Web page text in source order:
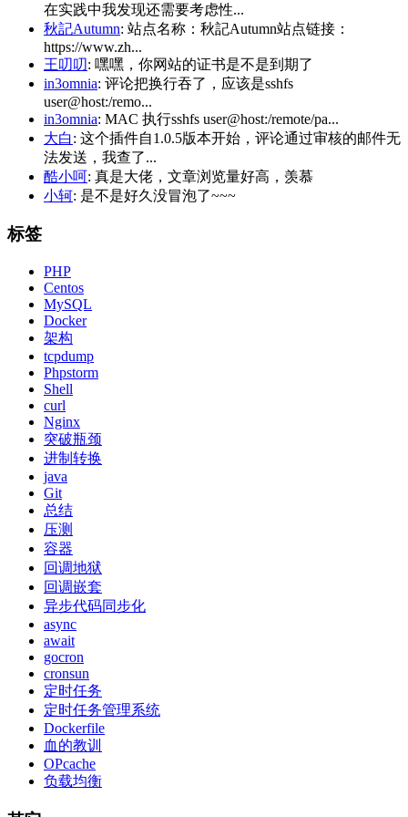
在实践中我发现还需要考虑性...
秋記Autumn: 站点名称：秋記Autumn站点链接：
https://www.zh...
王叨叨: 嘿嘿，你网站的证书是不是到期了
in3omnia: 评论把换行吞了，应该是sshfs
user@host:/remo...
in3omnia: MAC 执行sshfs user@host:/remote/pa...
大白: 这个插件自1.0.5版本开始，评论通过审核的邮件无
法发送，我查了...
酷小呵: 真是大佬，文章浏览量好高，羡慕
小轲: 是不是好久没冒泡了~~~
标签
PHP
Centos
MySQL
Docker
架构
tcpdump
Phpstorm
Shell
curl
Nginx
突破瓶颈
进制转换
java
Git
总结
压测
容器
回调地狱
回调嵌套
异步代码同步化
async
await
gocron
cronsun
定时任务
定时任务管理系统
Dockerfile
血的教训
OPcache
负载均衡